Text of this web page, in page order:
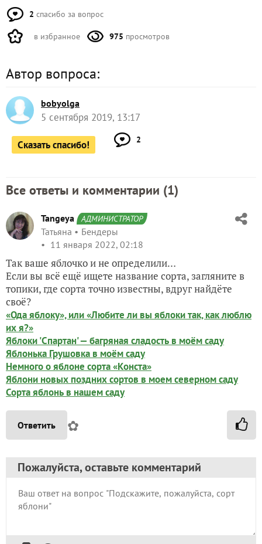
2 спасибо за вопрос
в избранное 975 просмотров
Автор вопроса:
bobyolga
5 сентября 2019, 13:17
Сказать спасибо! 2
Все ответы и комментарии (1)
Tangeya АДМИНИСТРАТОР
Татьяна
Бендеры
11 января 2022, 02:18
Так ваше яблочко и не определили…
Если вы всё ещё ищете название сорта, загляните в
топики, где сорта точно известны, вдруг найдёте
своё?
«Ода яблоку», или «Любите ли вы яблоки так, как люблю
их я?»
Яблоки 'Спартан' — багряная сладость в моём саду
Яблонька Грушовка в моём саду
Немного о яблоне сорта «Конста»
Яблони новых поздних сортов в моем северном саду
Сорта яблонь в нашем саду
Ответить ✿
Пожалуйста, оставьте комментарий